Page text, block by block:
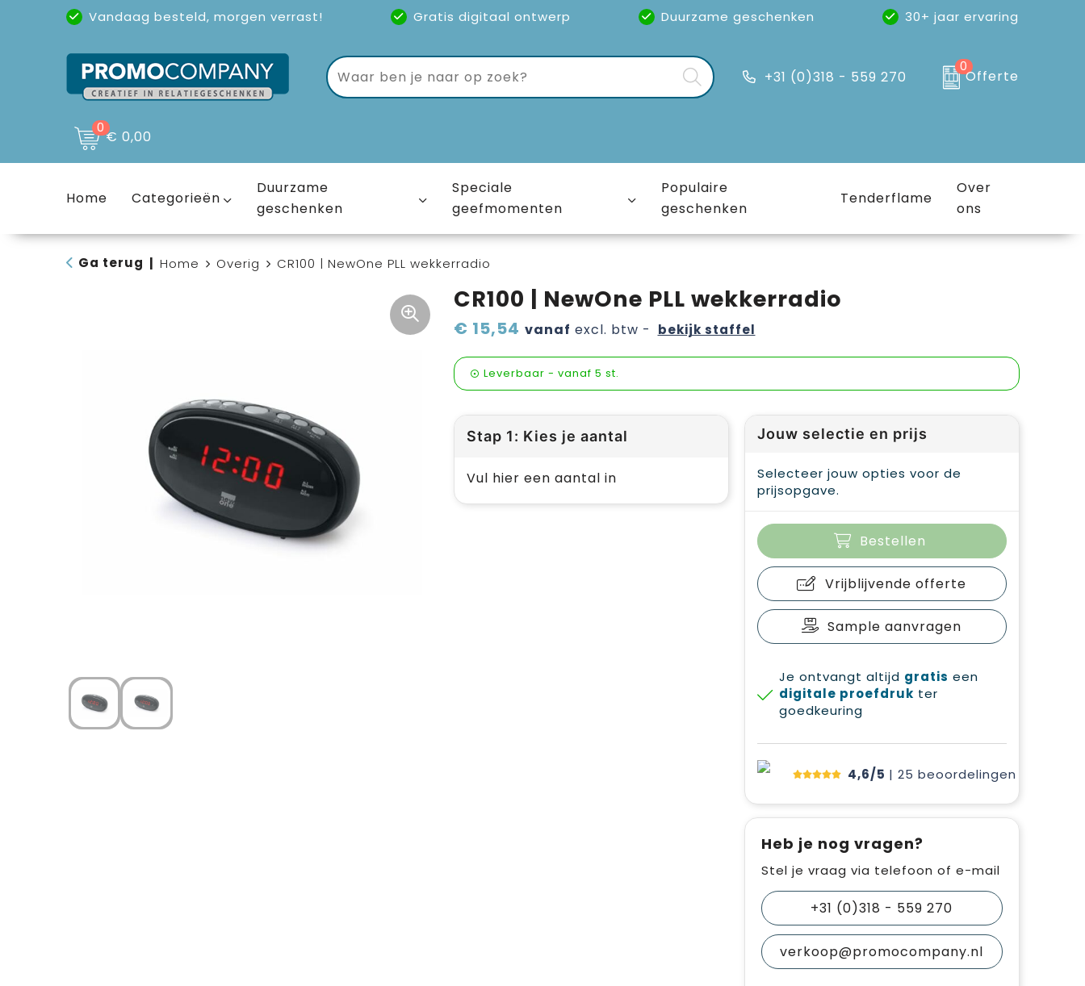
Vandaag besteld, morgen verrast! Gratis digitaal ontwerp Duurzame geschenken
30+ jaar ervaring
Uitstekende reviews(4,6/5)
+31 (0)318 - 559 270
0
Offerte
0€ 0,00
Home Categorieën
Duurzame
geschenken
Speciale
geefmomenten
Populaire
geschenken
Tenderflame
Over
ons
Ga terug Home Overig CR100 | NewOne PLL wekkerradio
CR100 | NewOne PLL wekkerradio
€ 15,54 vanaf excl. btw - bekijk staffel
Leverbaar - vanaf 5 st.
Stap 1: Kies je aantal
Vul hier een aantal in
Jouw selectie en prijs
Selecteer jouw opties voor de
prijsopgave.
Bestellen
Vrijblijvende offerte
Sample aanvragen
Je ontvangt altijd gratis een
digitale proefdruk ter
goedkeuring
4,6/5 | 25 beoordelingen
Heb je nog vragen?
Stel je vraag via telefoon of e-mail
+31 (0)318 - 559 270
verkoop@promocompany.nl